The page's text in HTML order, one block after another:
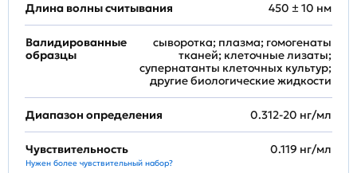
Длина волны считывания 450 ± 10 нм
Валидированные
образцы
сыворотка; плазма; гомогенаты
тканей; клеточные лизаты;
супернатанты клеточных культур;
другие биологические жидкости
Диапазон определения 0.312-20 нг/мл
Чувствительность
Нужен более чувствительный набор?
0.119 нг/мл